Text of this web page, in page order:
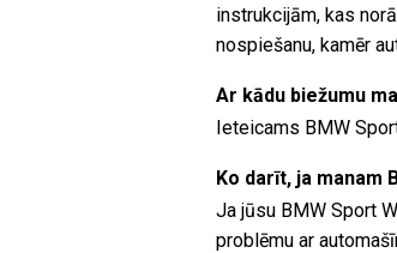
instrukcijām, kas
nospiešanu, kamēr
Ar kādu biežumu
Ieteicams BMW
Ko darīt, ja manam
Ja jūsu BMW Sport
problēmu ar